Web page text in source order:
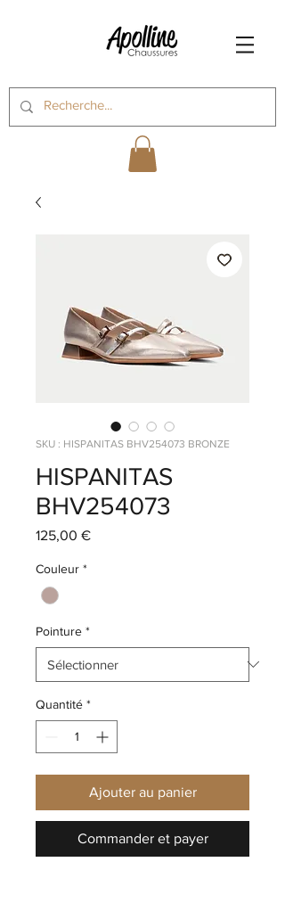
SKU : HISPANITAS BHV254073 BRONZE
HISPANITAS
BHV254073
125,00 €Prix
Couleur *
Pointure *
Quantité *
Ajouter au panier
Commander et payer